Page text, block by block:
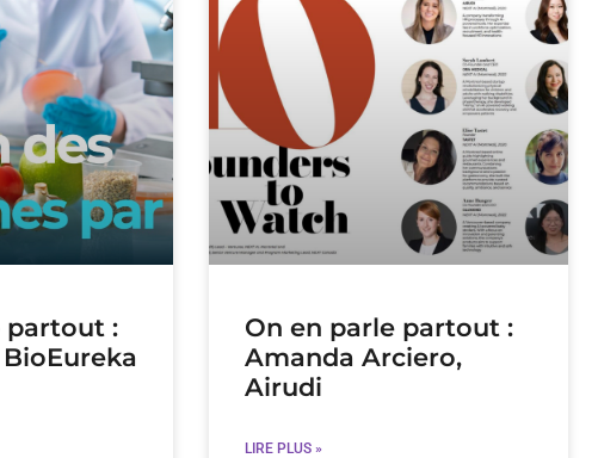
partout :
On en parle partout :
Amanda Arciero,
Airudi
LIRE PLUS »